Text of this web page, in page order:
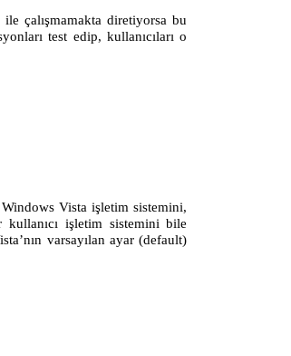
çalışmamakta diretiyorsa bu
test edip, kullanıcıları o
Vista işletim sistemini,
işletim sistemini bile
varsayılan ayar (default)